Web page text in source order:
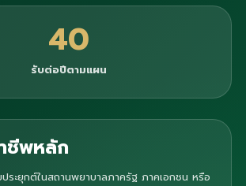
40
รับต่อปีตามแผน
ชีพหลัก
ระยุกต์ในสถานพยาบาลภาครัฐ ภาคเอกชน หรือ